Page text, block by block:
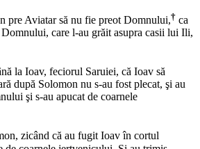
pre Aviatar să nu fie preot Domnului,† ca
Domnului, care l-au grăit asupra casii lui Ili,
la Ioav, feciorul Saruiei, că Ioav să
după Solomon nu s-au fost plecat, şi au
şi s-au apucat de coarnele
zicând că au fugit Ioav în cortul